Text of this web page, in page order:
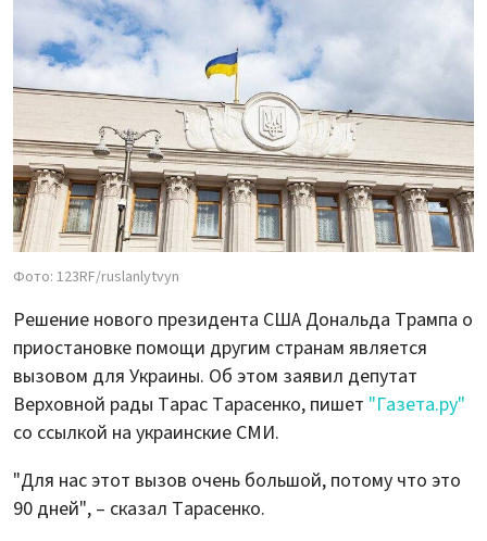
Фото: 123RF/ruslanlytvyn
Решение нового президента США Дональда Трампа о
приостановке помощи другим странам является
вызовом для Украины. Об этом заявил депутат
Верховной рады Тарас Тарасенко, пишет "Газета.ру"
со ссылкой на украинские СМИ.
"Для нас этот вызов очень большой, потому что это
90 дней", – сказал Тарасенко.